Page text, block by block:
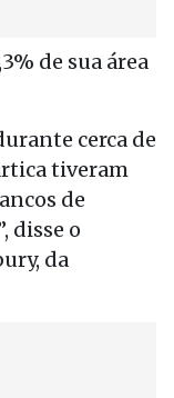
de sua área
cerca de
tiveram
de
disse o
da